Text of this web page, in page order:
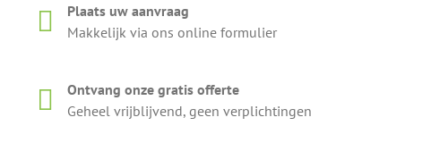
Plaats uw aanvraag
Makkelijk via ons online formulier
Ontvang onze gratis offerte
Geheel vrijblijvend, geen verplichtingen